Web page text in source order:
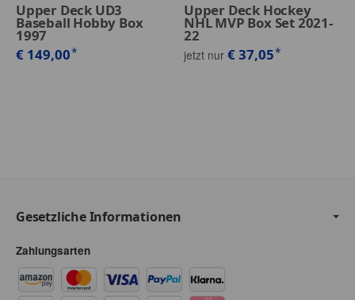
Upper Deck UD3
Baseball Hobby Box
1997
€ 149,00*
Upper Deck Hockey
NHL MVP Box Set 2021-
22
jetzt nur € 37,05*
Gesetzliche Informationen
Zahlungsarten